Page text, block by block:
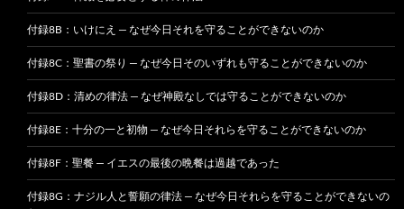
付録8B：いけにえ — なぜ今日それを守ることができないのか
付録8C：聖書の祭り — なぜ今日そのいずれも守ることができないのか
付録8D：清めの律法 — なぜ神殿なしでは守ることができないのか
付録8E：十分の一と初物 — なぜ今日それらを守ることができないのか
付録8F：聖餐 — イエスの最後の晩餐は過越であった
付録8G：ナジル人と誓願の律法 — なぜ今日それらを守ることができないの